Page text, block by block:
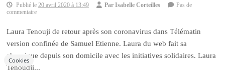
Publié le20 avril 2020 à 13:49 ParIsabelle Corteilles
Pas de
commentaire
Laura Tenouji de retour après son coronavirus dans Télématin
version confinée de Samuel Etienne. Laura du web fait sa
chronique depuis son domicile avec les initiatives solidaires. Laura
Tenoudji...
Cookies